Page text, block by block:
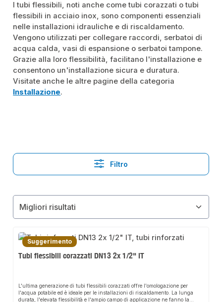
I tubi flessibili, noti anche come tubi corazzati o tubi
flessibili in acciaio inox, sono componenti essenziali
nelle installazioni idrauliche e di riscaldamento.
Vengono utilizzati per collegare raccordi, serbatoi di
acqua calda, vasi di espansione o serbatoi tampone.
Grazie alla loro flessibilità, facilitano l'installazione e
consentono un'installazione sicura e duratura.
Visitate anche le altre pagine della categoria
Installazione.
Filtro
Suggerimento
Tubi flessibili corazzati DN13 2x 1/2" IT
L'ultima generazione di tubi flessibili corazzati offre l'omologazione per
l'acqua potabile ed è ideale per le installazioni di riscaldamento. La lunga
durata, l'elevata flessibilità e l'ampio campo di applicazione ne fanno la